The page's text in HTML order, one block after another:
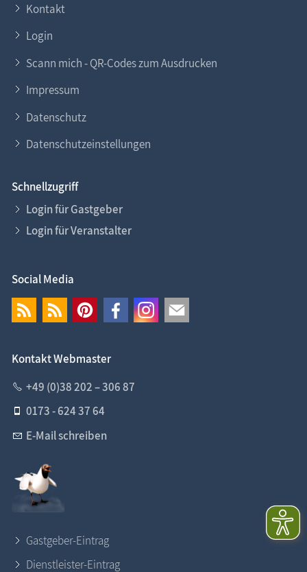
Kontakt
Login
Scann mich - QR-Codes zum Ausdrucken
Impressum
Datenschutz
Datenschutzeinstellungen
Schnellzugriff
Login für Gastgeber
Login für Veranstalter
Social Media
Kontakt Webmaster
+49 (0)38 202 – 306 87
0173 - 624 37 64
E-Mail schreiben
Gastgeber-Eintrag
Dienstleister-Eintrag